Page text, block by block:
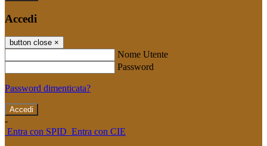
Accedi
button close ×
Nome Utente
Password
Password dimenticata?
-
Entra con SPID Entra con CIE